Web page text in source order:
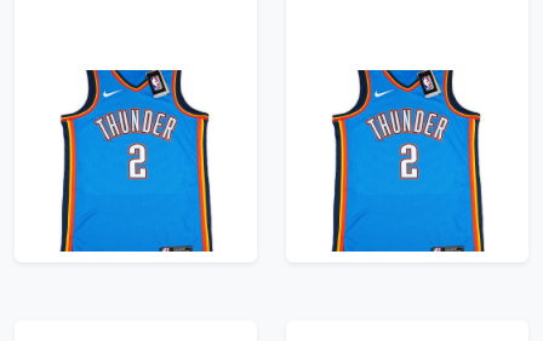
2019-23 Oklahoma
City Thunder
Gilgeous-Alexander
#2 Nike Swingman
Away Jersey (S)
835 kr / £95.99
2019-23 Oklahoma
City Thunder
Gilgeous-Alexander
#2 Nike Swingman
Away Jersey (S)
835 kr / £95.99